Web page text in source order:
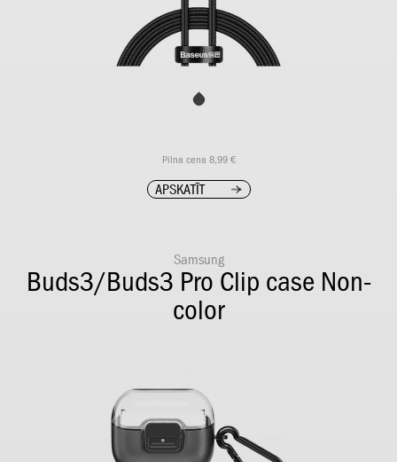
Pilna cena 8,99 €
APSKATĪT
Samsung
Buds3/Buds3 Pro Clip case Non-
color